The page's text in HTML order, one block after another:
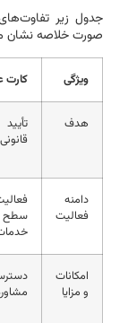
جدول زیر
صورت خلاصه نشان
ویژگی
هدف
دامنه
فعالیت
سطح
امکانات
و مزایا